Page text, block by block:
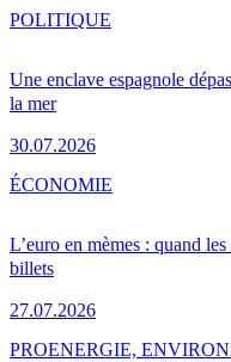
Une enclave espagnole
la mer
30.07.2026
POLITIQUE
L’euro en mèmes : quand
billets
27.07.2026
ÉCONOMIE
PROENERGIE,